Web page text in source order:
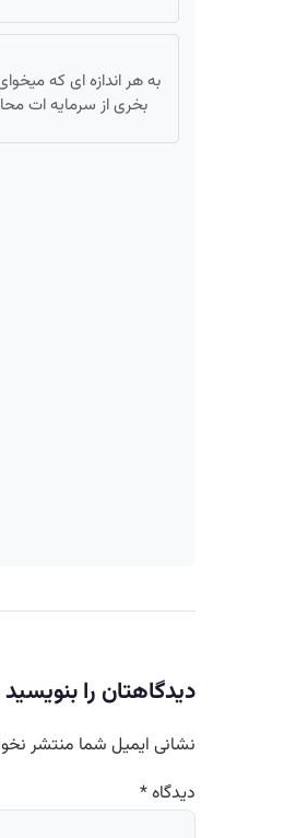
به هر اندازه ای که
بخری از سرمایه ات
دیدگاهتان را بنویسید
نشانی ایمیل شما منتشر
دیدگاه*